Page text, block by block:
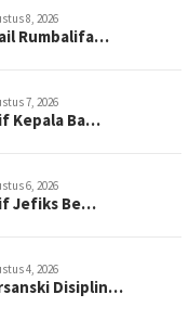
8, 2026
Rumbalifa…
7, 2026
Kepala Ba…
6, 2026
Jefiks Be…
4, 2026
Disiplin…